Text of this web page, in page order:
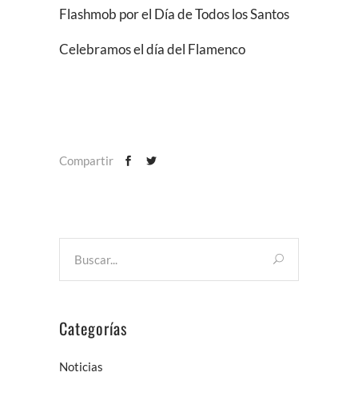
Flashmob por el Día de Todos los Santos
Celebramos el día del Flamenco
Compartir
Categorías
Noticias